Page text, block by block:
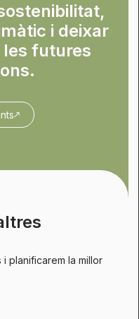
i deixar
les futures
planificarem la millor